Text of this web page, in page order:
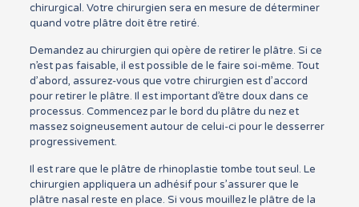
chirurgical. Votre chirurgien sera en mesure de déterminer
quand votre plâtre doit être retiré.
Demandez au chirurgien qui opère de retirer le plâtre. Si ce
n’est pas faisable, il est possible de le faire soi-même. Tout
d’abord, assurez-vous que votre chirurgien est d’accord
pour retirer le plâtre. Il est important d’être doux dans ce
processus. Commencez par le bord du plâtre du nez et
massez soigneusement autour de celui-ci pour le desserrer
progressivement.
Il est rare que le plâtre de rhinoplastie tombe tout seul. Le
chirurgien appliquera un adhésif pour s’assurer que le
plâtre nasal reste en place. Si vous mouillez le plâtre de la